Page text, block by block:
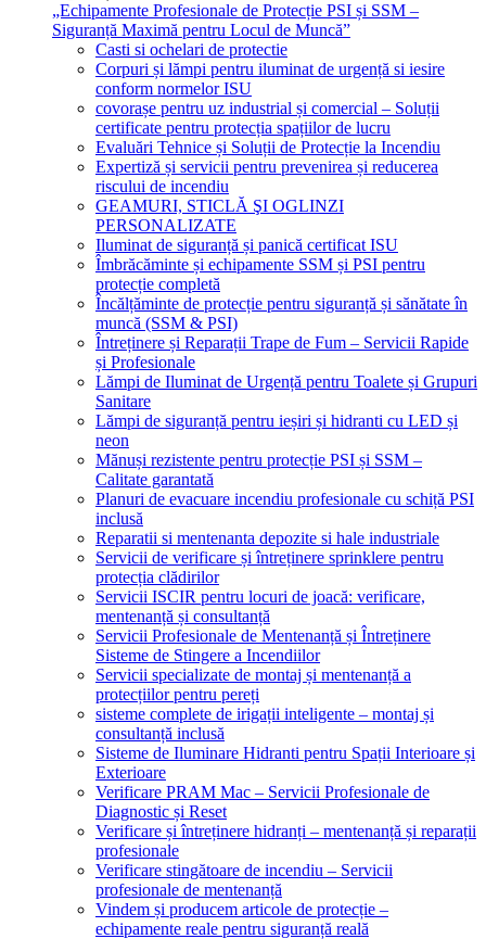
„Echipamente Profesionale de Protecție PSI și SSM –
Siguranță Maximă pentru Locul de Muncă”
Casti si ochelari de protectie
Corpuri și lămpi pentru iluminat de urgență si iesire
conform normelor ISU
covorașe pentru uz industrial și comercial – Soluții
certificate pentru protecția spațiilor de lucru
Evaluări Tehnice și Soluții de Protecție la Incendiu
Expertiză și servicii pentru prevenirea și reducerea
riscului de incendiu
GEAMURI, STICLĂ ŞI OGLINZI
PERSONALIZATE
Iluminat de siguranță și panică certificat ISU
Îmbrăcăminte și echipamente SSM și PSI pentru
protecție completă
Încălțăminte de protecție pentru siguranță și sănătate în
muncă (SSM & PSI)
Întreținere și Reparații Trape de Fum – Servicii Rapide
și Profesionale
Lămpi de Iluminat de Urgență pentru Toalete și Grupuri
Sanitare
Lămpi de siguranță pentru ieșiri și hidranti cu LED și
neon
Mănuși rezistente pentru protecție PSI și SSM –
Calitate garantată
Planuri de evacuare incendiu profesionale cu schiță PSI
inclusă
Reparatii si mentenanta depozite si hale industriale
Servicii de verificare și întreținere sprinklere pentru
protecția clădirilor
Servicii ISCIR pentru locuri de joacă: verificare,
mentenanță și consultanță
Servicii Profesionale de Mentenanță și Întreținere
Sisteme de Stingere a Incendiilor
Servicii specializate de montaj și mentenanță a
protecțiilor pentru pereți
sisteme complete de irigații inteligente – montaj și
consultanță inclusă
Sisteme de Iluminare Hidranti pentru Spații Interioare și
Exterioare
Verificare PRAM Mac – Servicii Profesionale de
Diagnostic și Reset
Verificare și întreținere hidranți – mentenanță și reparații
profesionale
Verificare stingătoare de incendiu – Servicii
profesionale de mentenanță
Vindem și producem articole de protecție –
echipamente reale pentru siguranță reală